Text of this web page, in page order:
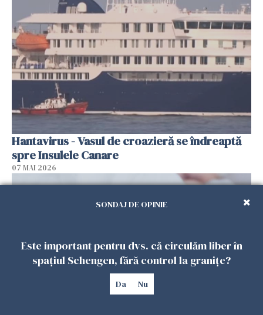
Hantavirus - Vasul de croazieră se îndreaptă
spre Insulele Canare
07 MAI 2026
SONDAJ DE OPINIE
Este important pentru dvs. că circulăm liber în
spațiul Schengen, fără control la granițe?
Da Nu